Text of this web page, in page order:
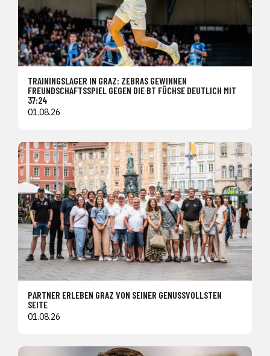
TRAININGSLAGER IN GRAZ: ZEBRAS GEWINNEN
FREUNDSCHAFTSSPIEL GEGEN DIE BT FÜCHSE DEUTLICH MIT
37:24
01.08.26
PARTNER ERLEBEN GRAZ VON SEINER GENUSSVOLLSTEN
SEITE
01.08.26